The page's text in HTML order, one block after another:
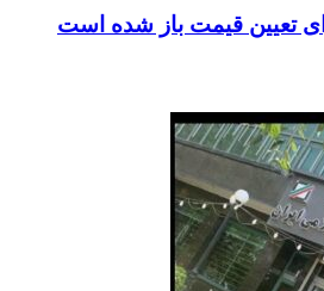
تعیین قیمت باز شده است